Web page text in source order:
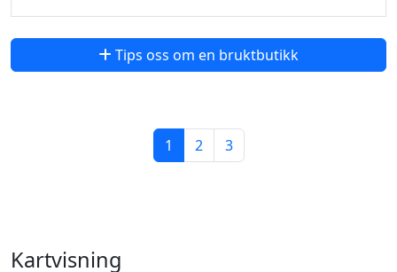
Tips oss om en bruktbutikk
1 2 3
Kartvisning